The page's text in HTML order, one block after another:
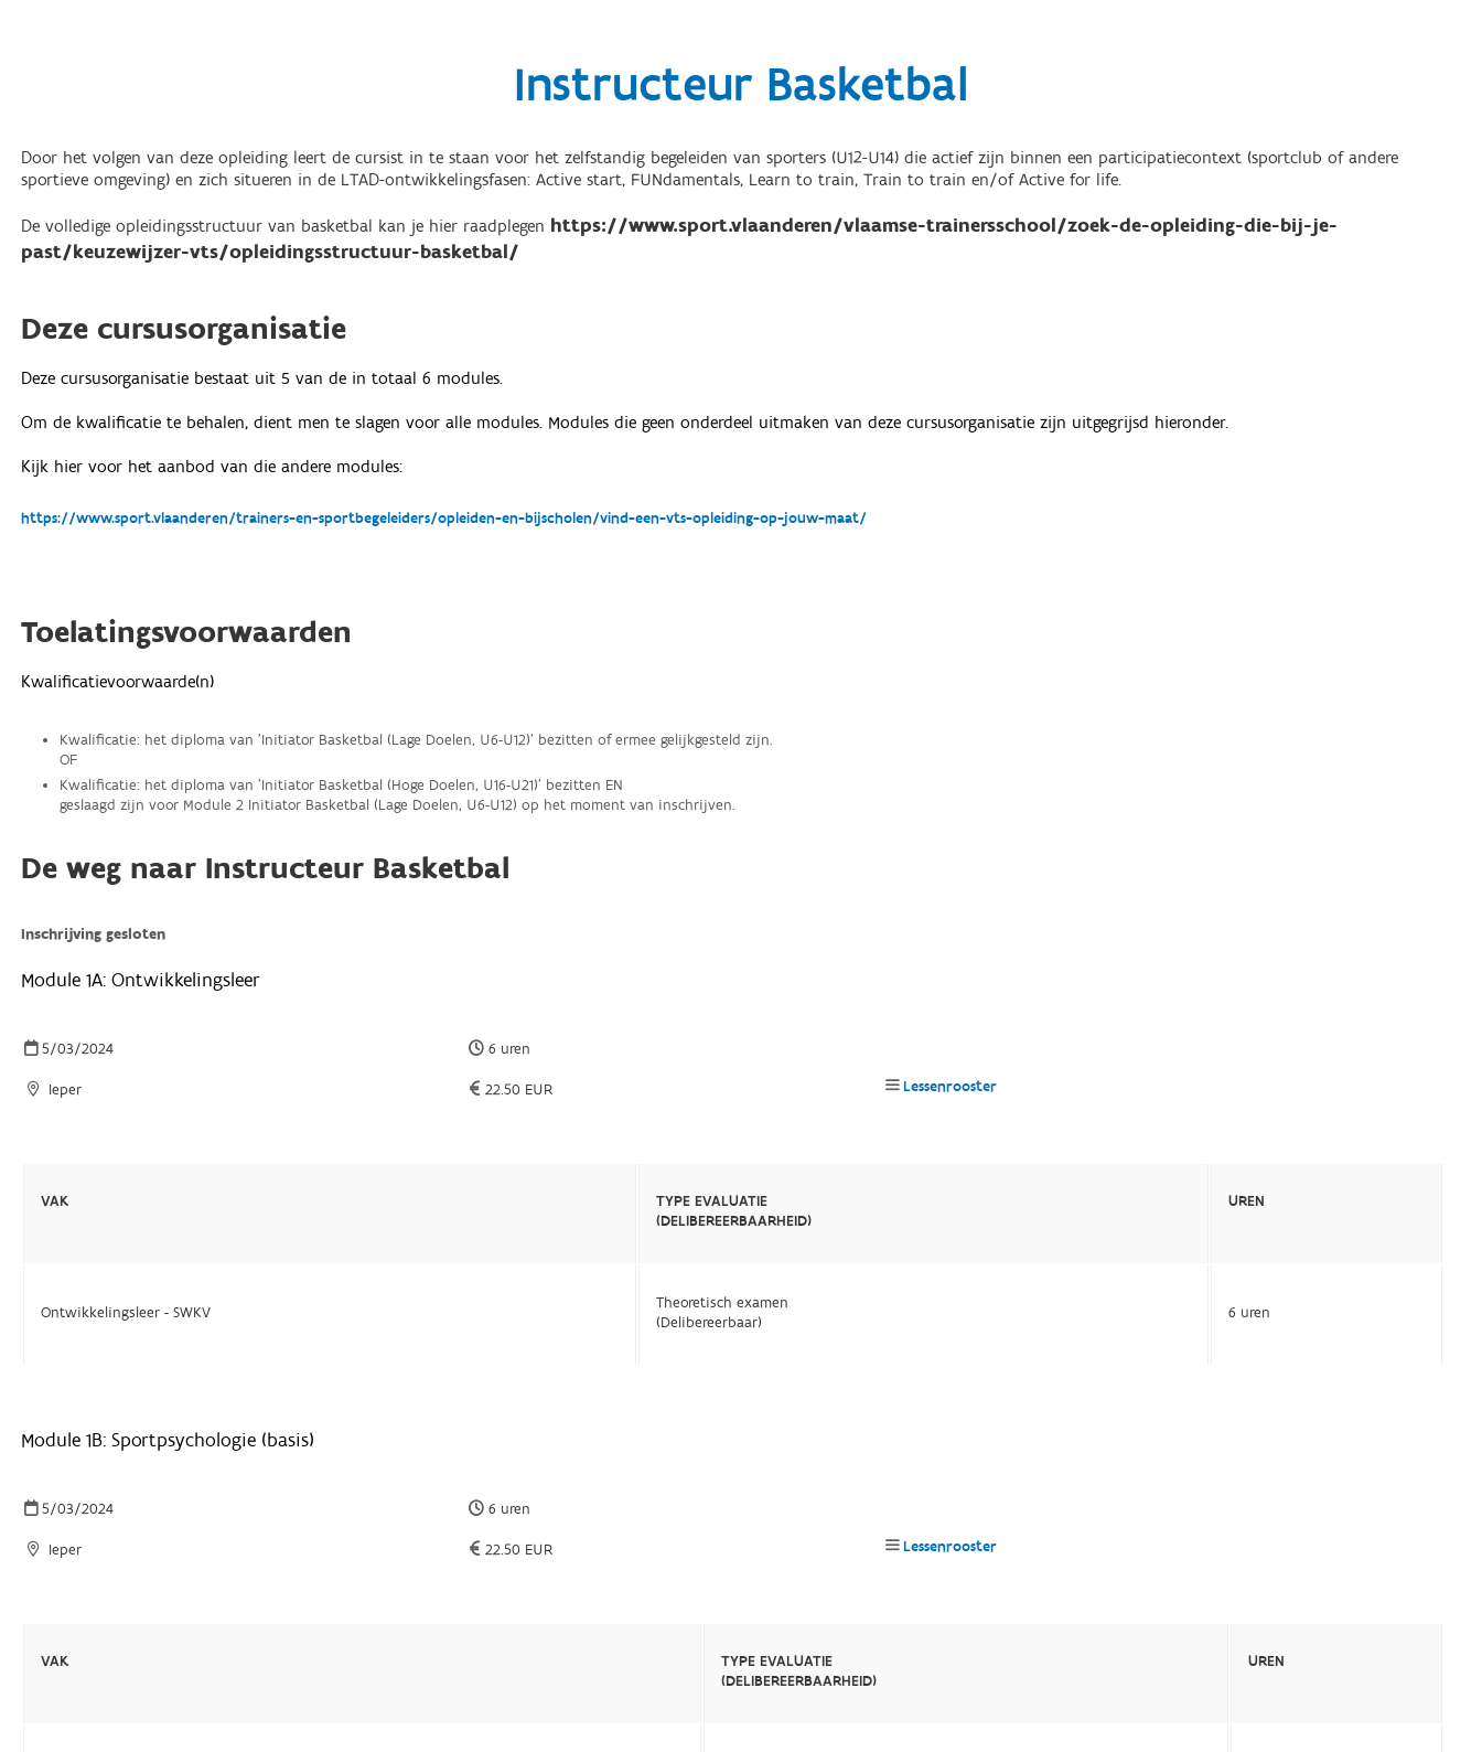
Instructeur Basketbal
Door het volgen van deze opleiding leert de cursist in te staan voor het zelfstandig begeleiden van sporters (U12-U14) die actief zijn binnen een participatiecontext (sportclub of andere
sportieve omgeving) en zich situeren in de LTAD-ontwikkelingsfasen: Active start, FUNdamentals, Learn to train, Train to train en/of Active for life.
De volledige opleidingsstructuur van basketbal kan je hier raadplegen https://www.sport.vlaanderen/vlaamse-trainersschool/zoek-de-opleiding-die-bij-je-
past/keuzewijzer-vts/opleidingsstructuur-basketbal/
Deze cursusorganisatie
Deze cursusorganisatie bestaat uit 5 van de in totaal 6 modules.
Om de kwalificatie te behalen, dient men te slagen voor alle modules. Modules die geen onderdeel uitmaken van deze cursusorganisatie zijn uitgegrijsd hieronder.
Kijk hier voor het aanbod van die andere modules:
https://www.sport.vlaanderen/trainers-en-sportbegeleiders/opleiden-en-bijscholen/vind-een-vts-opleiding-op-jouw-maat/
Toelatingsvoorwaarden
Kwalificatievoorwaarde(n)
Kwalificatie: het diploma van 'Initiator Basketbal (Lage Doelen, U6-U12)' bezitten of ermee gelijkgesteld zijn.
OF
Kwalificatie: het diploma van 'Initiator Basketbal (Hoge Doelen, U16-U21)' bezitten EN
geslaagd zijn voor Module 2 Initiator Basketbal (Lage Doelen, U6-U12) op het moment van inschrijven.
De weg naar Instructeur Basketbal
Inschrijving gesloten
Module 1A: Ontwikkelingsleer
5/03/2024 6 uren
Ieper 22.50 EUR Lessenrooster
VAK
TYPE EVALUATIE
(DELIBEREERBAARHEID)
UREN
Ontwikkelingsleer - SWKV
Theoretisch examen
(Delibereerbaar)
6 uren
Module 1B: Sportpsychologie (basis)
5/03/2024 6 uren
Ieper 22.50 EUR Lessenrooster
VAK
TYPE EVALUATIE
(DELIBEREERBAARHEID)
UREN